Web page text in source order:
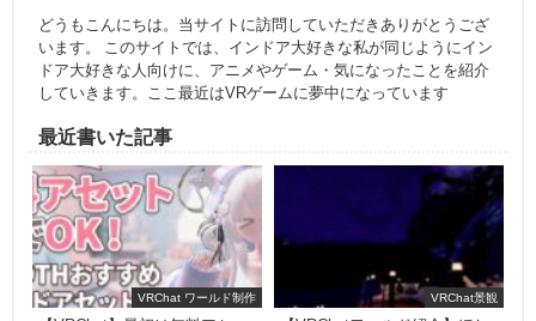
どうもこんにちは。当サイトに訪問していただきありがとうござ
います。 このサイトでは、インドア大好きな私が同じようにイン
ドア大好きな人向けに、アニメやゲーム・気になったことを紹介
していきます。ここ最近はVRゲームに夢中になっています
最近書いた記事
VRChat ワールド制作 VRChat景観